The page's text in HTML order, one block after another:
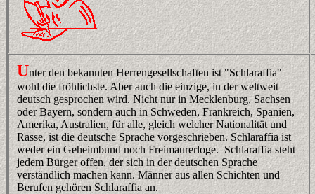
Unter den bekannten Herrengesellschaften ist "Schlaraffia"
wohl die fröhlichste. Aber auch die einzige, in der weltweit
deutsch gesprochen wird. Nicht nur in Mecklenburg, Sachsen
oder Bayern, sondern auch in Schweden, Frankreich, Spanien,
Amerika, Australien, für alle, gleich welcher Nationalität und
Rasse, ist die deutsche Sprache vorgeschrieben. Schlaraffia ist
weder ein Geheimbund noch Freimaurerloge. Schlaraffia steht
jedem Bürger offen, der sich in der deutschen Sprache
verständlich machen kann. Männer aus allen Schichten und
Berufen gehören Schlaraffia an.